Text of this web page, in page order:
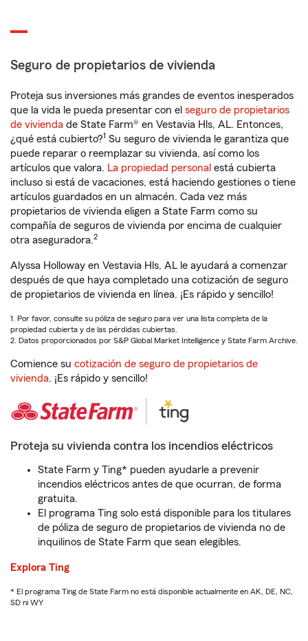
Seguro de propietarios de vivienda
Proteja sus inversiones más grandes de eventos inesperados
que la vida le pueda presentar con el seguro de propietarios
de vivienda de State Farm® en Vestavia Hls, AL. Entonces,
¿qué está cubierto?1 Su seguro de vivienda le garantiza que
puede reparar o reemplazar su vivienda, así como los
artículos que valora. La propiedad personal está cubierta
incluso si está de vacaciones, está haciendo gestiones o tiene
artículos guardados en un almacén. Cada vez más
propietarios de vivienda eligen a State Farm como su
compañía de seguros de vivienda por encima de cualquier
otra aseguradora.2
Alyssa Holloway en Vestavia Hls, AL le ayudará a comenzar
después de que haya completado una cotización de seguro
de propietarios de vivienda en línea. ¡Es rápido y sencillo!
1. Por favor, consulte su póliza de seguro para ver una lista completa de la
propiedad cubierta y de las pérdidas cubiertas.
2. Datos proporcionados por S&P Global Market Intelligence y State Farm Archive.
Comience su cotización de seguro de propietarios de
vivienda. ¡Es rápido y sencillo!
Proteja su vivienda contra los incendios eléctricos
State Farm y Ting* pueden ayudarle a prevenir
incendios eléctricos antes de que ocurran, de forma
gratuita.
El programa Ting solo está disponible para los titulares
de póliza de seguro de propietarios de vivienda no de
inquilinos de State Farm que sean elegibles.
Explora Ting
* El programa Ting de State Farm no está disponible actualmente en AK, DE, NC,
SD ni WY